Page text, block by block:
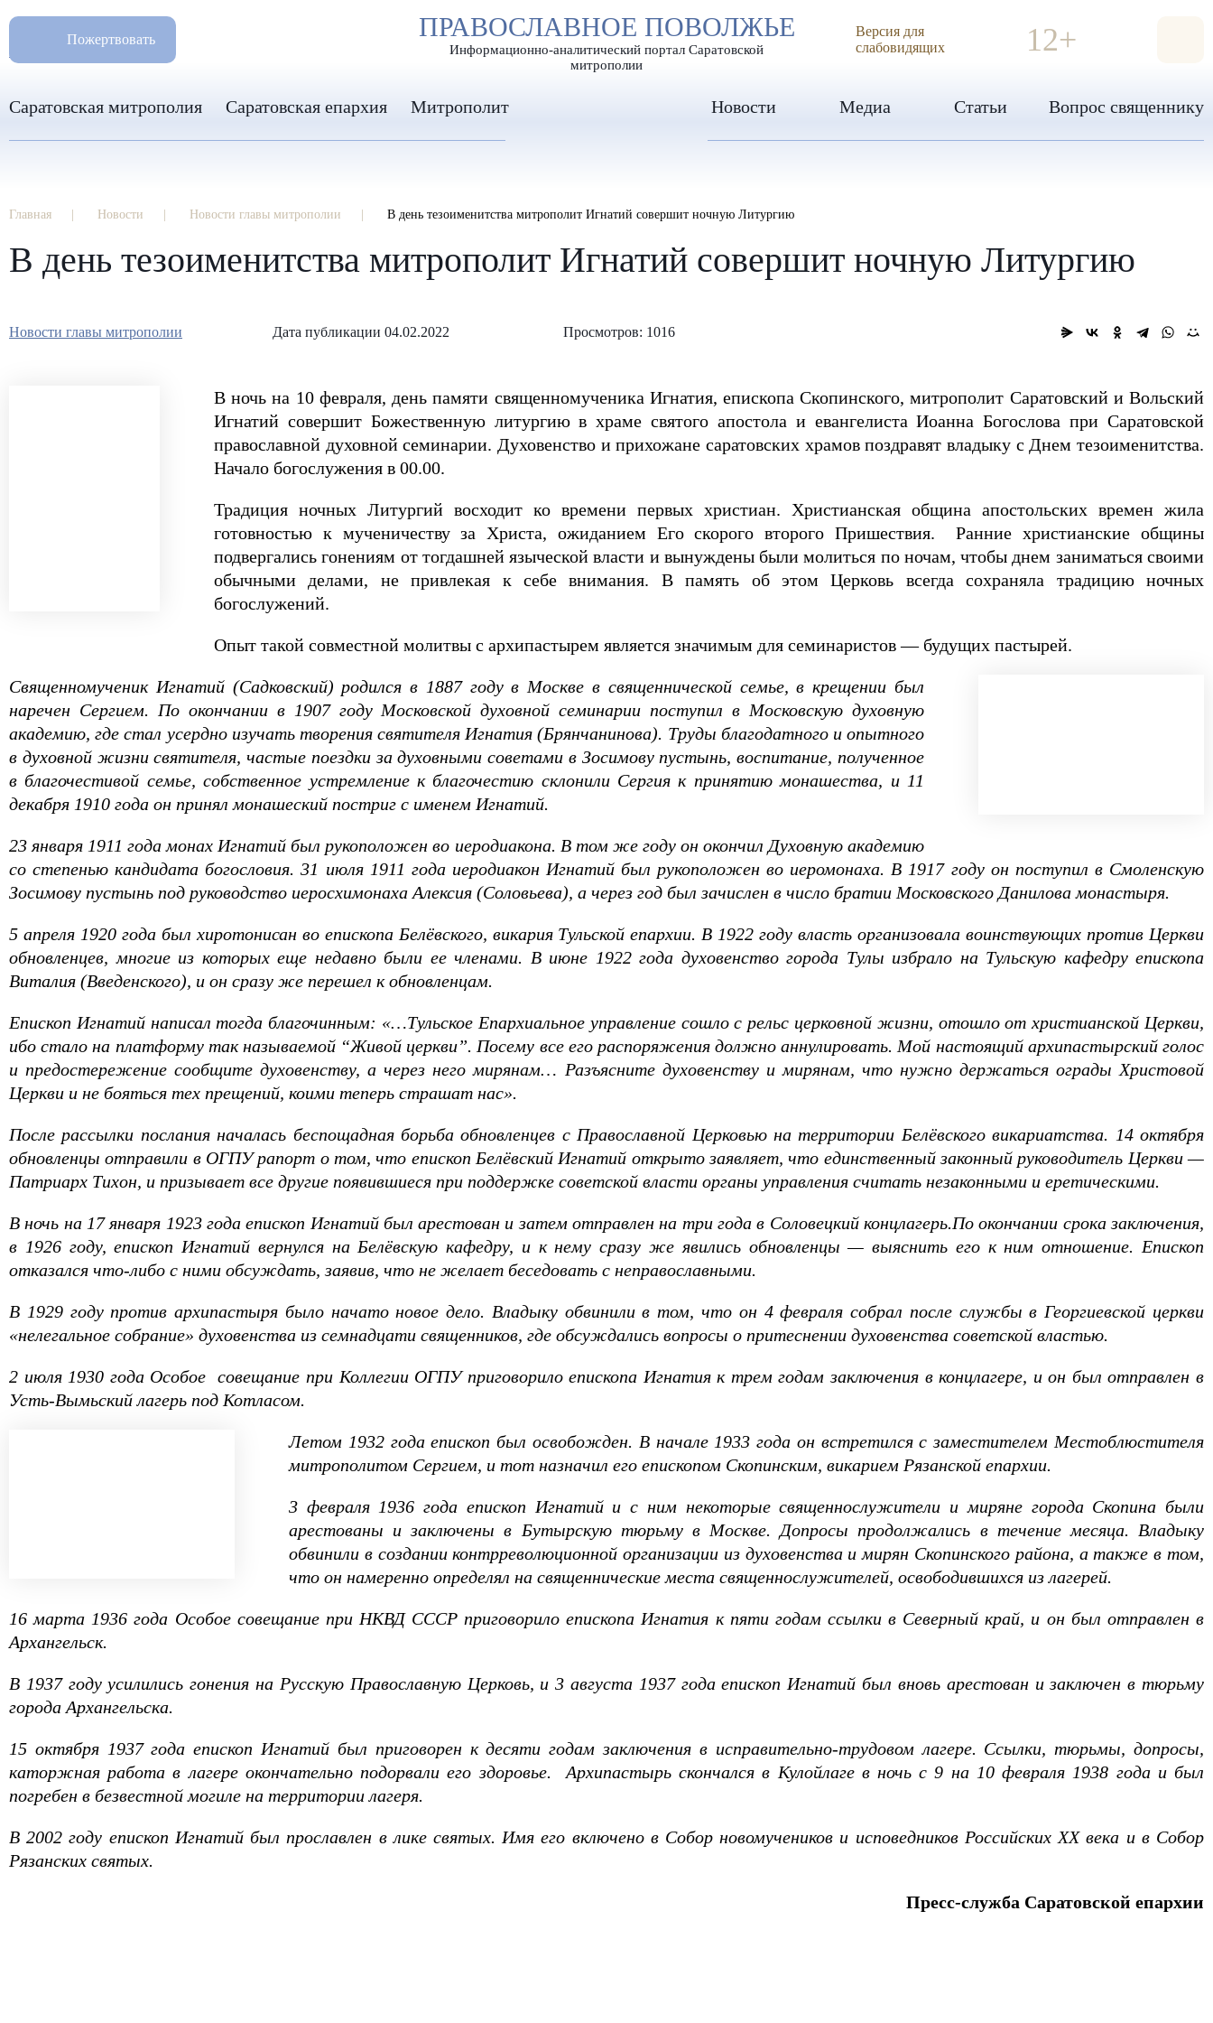
РАЗМЕР ШРИФТА А А А ИЗОБРАЖЕНИЯ
ПРАВОСЛАВНОЕ ПОВОЛЖЬЕ
Информационно-аналитический портал Саратовской
митрополии
Пожертвовать
8 960 346 31 04
info-sar@mail.ru
Версия для
слабовидящих
12+
Саратовская митрополия Саратовская епархия Митрополит Новости Медиа Статьи Вопрос священнику
Главная Новости Новости главы митрополии В день тезоименитства митрополит Игнатий совершит ночную Литургию
В день тезоименитства митрополит Игнатий совершит ночную Литургию
Новости главы митрополии Дата публикации 04.02.2022 Просмотров: 1016
В ночь на 10 февраля, день памяти священномученика Игнатия, епископа Скопинского, митрополит Саратовский и Вольский
Игнатий совершит Божественную литургию в храме святого апостола и евангелиста Иоанна Богослова при Саратовской
православной духовной семинарии. Духовенство и прихожане саратовских храмов поздравят владыку с Днем тезоименитства.
Начало богослужения в 00.00.
Традиция ночных Литургий восходит ко времени первых христиан. Христианская община апостольских времен жила
готовностью к мученичеству за Христа, ожиданием Его скорого второго Пришествия. Ранние христианские общины
подвергались гонениям от тогдашней языческой власти и вынуждены были молиться по ночам, чтобы днем заниматься своими
обычными делами, не привлекая к себе внимания. В память об этом Церковь всегда сохраняла традицию ночных
богослужений.
Опыт такой совместной молитвы с архипастырем является значимым для семинаристов — будущих пастырей.
Священномученик Игнатий (Садковский) родился в 1887 году в Москве в священнической семье, в крещении был
наречен Сергием. По окончании в 1907 году Московской духовной семинарии поступил в Московскую духовную
академию, где стал усердно изучать творения святителя Игнатия (Брянчанинова). Труды благодатного и опытного
в духовной жизни святителя, частые поездки за духовными советами в Зосимову пустынь, воспитание, полученное
в благочестивой семье, собственное устремление к благочестию склонили Сергия к принятию монашества, и 11
декабря 1910 года он принял монашеский постриг с именем Игнатий.
23 января 1911 года монах Игнатий был рукоположен во иеродиакона. В том же году он окончил Духовную академию
со степенью кандидата богословия. 31 июля 1911 года иеродиакон Игнатий был рукоположен во иеромонаха. В 1917 году он поступил в Смоленскую
Зосимову пустынь под руководство иеросхимонаха Алексия (Соловьева), а через год был зачислен в число братии Московского Данилова монастыря.
5 апреля 1920 года был хиротонисан во епископа Белёвского, викария Тульской епархии. В 1922 году власть организовала воинствующих против Церкви
обновленцев, многие из которых еще недавно были ее членами. В июне 1922 года духовенство города Тулы избрало на Тульскую кафедру епископа
Виталия (Введенского), и он сразу же перешел к обновленцам.
Епископ Игнатий написал тогда благочинным: «…Тульское Епархиальное управление сошло с рельс церковной жизни, отошло от христианской Церкви,
ибо стало на платформу так называемой “Живой церкви”. Посему все его распоряжения должно аннулировать. Мой настоящий архипастырский голос
и предостережение сообщите духовенству, а через него мирянам… Разъясните духовенству и мирянам, что нужно держаться ограды Христовой
Церкви и не бояться тех прещений, коими теперь страшат нас».
После рассылки послания началась беспощадная борьба обновленцев с Православной Церковью на территории Белёвского викариатства. 14 октября
обновленцы отправили в ОГПУ рапорт о том, что епископ Белёвский Игнатий открыто заявляет, что единственный законный руководитель Церкви —
Патриарх Тихон, и призывает все другие появившиеся при поддержке советской власти органы управления считать незаконными и еретическими.
В ночь на 17 января 1923 года епископ Игнатий был арестован и затем отправлен на три года в Соловецкий концлагерь.По окончании срока заключения,
в 1926 году, епископ Игнатий вернулся на Белёвскую кафедру, и к нему сразу же явились обновленцы — выяснить его к ним отношение. Епископ
отказался что-либо с ними обсуждать, заявив, что не желает беседовать с неправославными.
В 1929 году против архипастыря было начато новое дело. Владыку обвинили в том, что он 4 февраля собрал после службы в Георгиевской церкви
«нелегальное собрание» духовенства из семнадцати священников, где обсуждались вопросы о притеснении духовенства советской властью.
2 июля 1930 года Особое совещание при Коллегии ОГПУ приговорило епископа Игнатия к трем годам заключения в концлагере, и он был отправлен в
Усть-Вымьский лагерь под Котласом.
Летом 1932 года епископ был освобожден. В начале 1933 года он встретился с заместителем Местоблюстителя
митрополитом Сергием, и тот назначил его епископом Скопинским, викарием Рязанской епархии.
3 февраля 1936 года епископ Игнатий и с ним некоторые священнослужители и миряне города Скопина были
арестованы и заключены в Бутырскую тюрьму в Москве. Допросы продолжались в течение месяца. Владыку
обвинили в создании контрреволюционной организации из духовенства и мирян Скопинского района, а также в том,
что он намеренно определял на священнические места священнослужителей, освободившихся из лагерей.
16 марта 1936 года Особое совещание при НКВД СССР приговорило епископа Игнатия к пяти годам ссылки в Северный край, и он был отправлен в
Архангельск.
В 1937 году усилились гонения на Русскую Православную Церковь, и 3 августа 1937 года епископ Игнатий был вновь арестован и заключен в тюрьму
города Архангельска.
15 октября 1937 года епископ Игнатий был приговорен к десяти годам заключения в исправительно-трудовом лагере. Ссылки, тюрьмы, допросы,
каторжная работа в лагере окончательно подорвали его здоровье. Архипастырь скончался в Кулойлаге в ночь с 9 на 10 февраля 1938 года и был
погребен в безвестной могиле на территории лагеря.
В 2002 году епископ Игнатий был прославлен в лике святых. Имя его включено в Собор новомучеников и исповедников Российских XX века и в Собор
Рязанских святых.
Пресс-служба Саратовской епархии